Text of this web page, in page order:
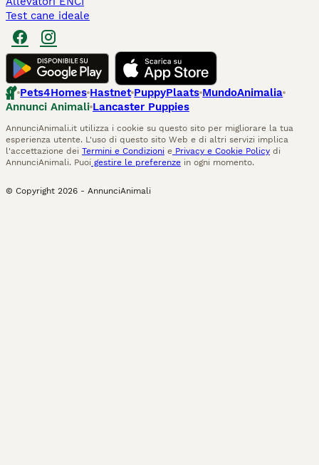
Test cane ideale
Pets4Homes Hastnet PuppyPlaats MundoAnimalia
Annunci Animali Lancaster Puppies
AnnunciAnimali.it utilizza i cookie su questo sito per migliorare la tua
esperienza utente. L'uso di questo sito Web e di altri servizi implica
l'accettazione dei Termini e Condizioni e Privacy e Cookie Policy di
AnnunciAnimali. Puoi gestire le preferenze in ogni momento.
© Copyright 2026 - AnnunciAnimali